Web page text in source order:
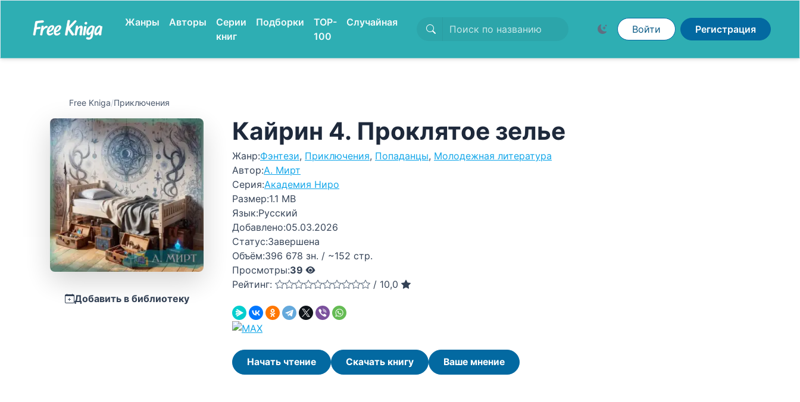
Жанры Авторы
Серии
книг
Подборки
TOP-
100
Случайная
Войти Регистрация
Free Kniga/Приключения
Добавить в библиотеку
Кайрин 4. Проклятое зелье
Жанр:Фэнтези, Приключения, Попаданцы, Молодежная литература
Автор:А. Мирт
Серия:Академия Ниро
Размер:1.1 MB
Язык:Русский
Добавлено:05.03.2026
Статус:Завершена
Объём:396 678 зн. / ~152 стр.
Просмотры:39
Рейтинг:
/ 10,0
Начать чтение Скачать книгу Ваше мнение